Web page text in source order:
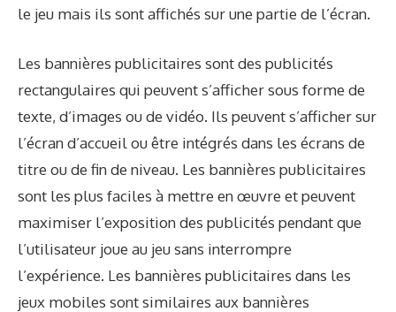
le jeu mais ils sont affichés sur une partie de l’écran.
Les bannières publicitaires sont des publicités
rectangulaires qui peuvent s’afficher sous forme de
texte, d’images ou de vidéo. Ils peuvent s’afficher sur
l’écran d’accueil ou être intégrés dans les écrans de
titre ou de fin de niveau. Les bannières publicitaires
sont les plus faciles à mettre en œuvre et peuvent
maximiser l’exposition des publicités pendant que
l’utilisateur joue au jeu sans interrompre
l’expérience. Les bannières publicitaires dans les
jeux mobiles sont similaires aux bannières